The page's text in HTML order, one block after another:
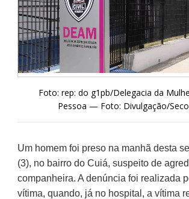
Foto: rep: do g1pb/Delegacia da
Pessoa — Foto: Divulgação/
Um homem foi preso na manhã desta
(3), no bairro do Cuiá, suspeito de
companheira. A denúncia foi realizada
vítima, quando, já no hospital, a vítima